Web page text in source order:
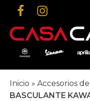
Inicio » Accesorios
BASCULANTE